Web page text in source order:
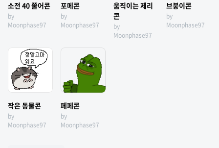
소전 40 쭐어콘
by
Moonphase97
포메콘
by
Moonphase97
움직이는 제리
콘
by
Moonphase97
브붕이콘
by
Moonphase97
작은 동물콘
by
Moonphase97
페페콘
by
Moonphase97